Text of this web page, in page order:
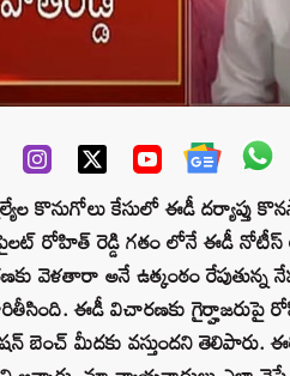
కొనుగోలు కేసులో ఈడీ దర్యాప్తు
రోహిత్ రెడ్డి గతం లోనే ఈడీ
వెళతారా అనే ఉత్కంఠం రేపుతున్న
ఈడీ విచారణకు గైర్హాజరుపై
బెంచ్ మీదకు వస్తుందని